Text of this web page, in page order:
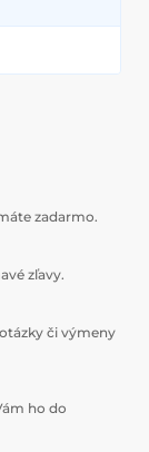
zadarmo.
zľavy.
či výmeny
ho do